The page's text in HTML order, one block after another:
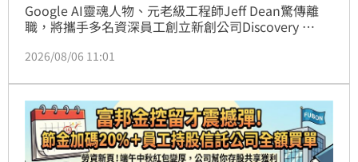
Google AI靈魂人物、元老級工程師Jeff Dean驚傳離
職，將攜手多名資深員工創立新創公司Discovery
4%。業界分析，Google近年面臨嚴重人才流失，頂尖
Jeff Dean曾一手打造支撐搜尋引擎的核心系統，並推
動AI研發，其去職不僅加深外界對Google AI發展的擔
憂，更讓DeepMind旗艦模型Gemini進度延宕的現狀雪
上加霜，投資人對Google在AI領域的競爭優勢產生強
烈質疑，未來科技巨頭該如何穩住陣腳備受市場高度關
2026/08/06 11:01